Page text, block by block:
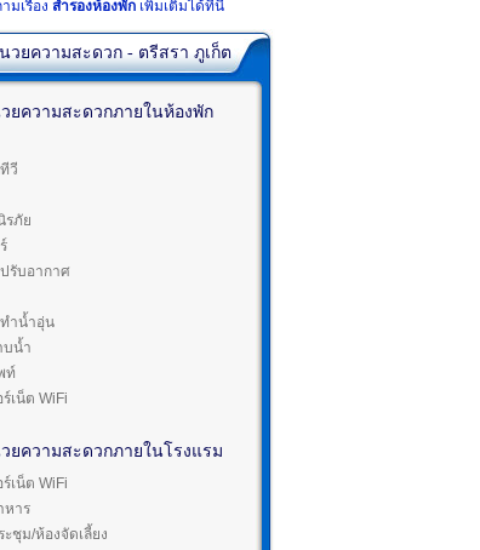
มเรื่อง สำรองห้องพัก เพิ่มเติมได้ที่นี่
วยความสะดวก - ตรีสรา ภูเก็ต
ยความสะดวกภายในห้องพัก
วี
รภัย
ปรับอากาศ
ทำน้ำอุ่น
บน้ำ
ท์
เน็ต WiFi
ยความสะดวกภายในโรงแรม
เน็ต WiFi
หาร
ะชุม/ห้องจัดเลี้ยง